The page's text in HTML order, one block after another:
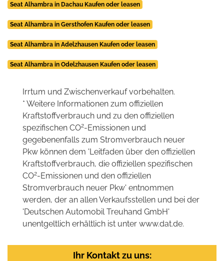
Seat Alhambra in Dachau Kaufen oder leasen
Seat Alhambra in Gersthofen Kaufen oder leasen
Seat Alhambra in Adelzhausen Kaufen oder leasen
Seat Alhambra in Odelzhausen Kaufen oder leasen
Irrtum und Zwischenverkauf vorbehalten.
* Weitere Informationen zum offiziellen
Kraftstoffverbrauch und zu den offiziellen
spezifischen CO2-Emissionen und
gegebenenfalls zum Stromverbrauch neuer
Pkw können dem 'Leitfaden über den offiziellen
Kraftstoffverbrauch, die offiziellen spezifischen
CO2-Emissionen und den offiziellen
Stromverbrauch neuer Pkw' entnommen
werden, der an allen Verkaufsstellen und bei der
'Deutschen Automobil Treuhand GmbH'
unentgeltlich erhältlich ist unter www.dat.de.
Ihr Kontakt zu uns: